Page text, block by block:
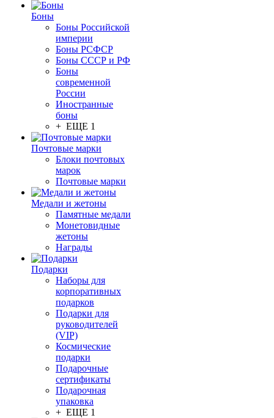
Боны
Боны Российской
империи
Боны РСФСР
Боны СССР и РФ
Боны
современной
России
Иностранные
боны
+ ЕЩЕ 1
Почтовые марки
Блоки почтовых
марок
Почтовые марки
Медали и жетоны
Памятные медали
Монетовидные
жетоны
Награды
Подарки
Наборы для
корпоративных
подарков
Подарки для
руководителей
(VIP)
Космические
подарки
Подарочные
сертификаты
Подарочная
упаковка
+ ЕЩЕ 1